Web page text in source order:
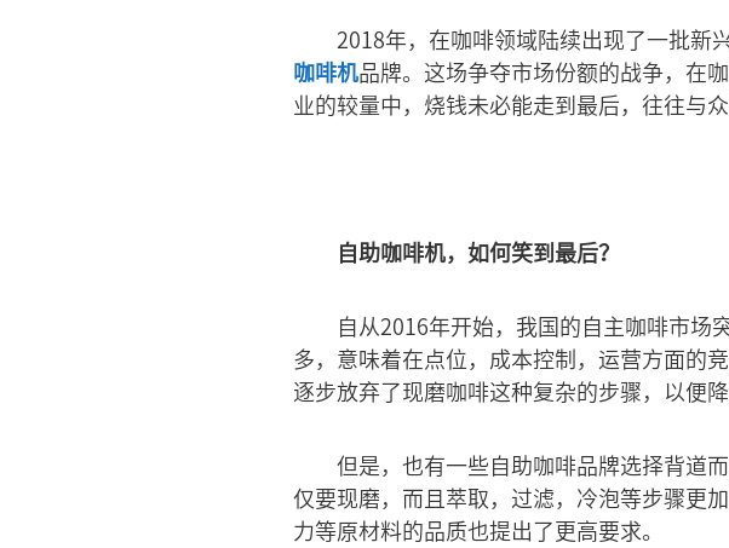
2018年，在咖啡领域陆续出现了一批新
咖啡机品牌。这场争夺市场份额的战争，在
业的较量中，烧钱未必能走到最后，往往与
自助咖啡机，如何笑到最后？
自从2016年开始，我国的自主咖啡市场
多，意味着在点位，成本控制，运营方面的
逐步放弃了现磨咖啡这种复杂的步骤，以便
但是，也有一些自助咖啡品牌选择背道
仅要现磨，而且萃取，过滤，冷泡等步骤更
力等原材料的品质也提出了更高要求。